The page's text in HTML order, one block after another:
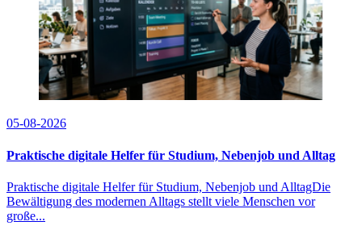
05-08-2026
Praktische digitale Helfer für Studium, Nebenjob und Alltag
Praktische digitale Helfer für Studium, Nebenjob und AlltagDie
Bewältigung des modernen Alltags stellt viele Menschen vor
große...